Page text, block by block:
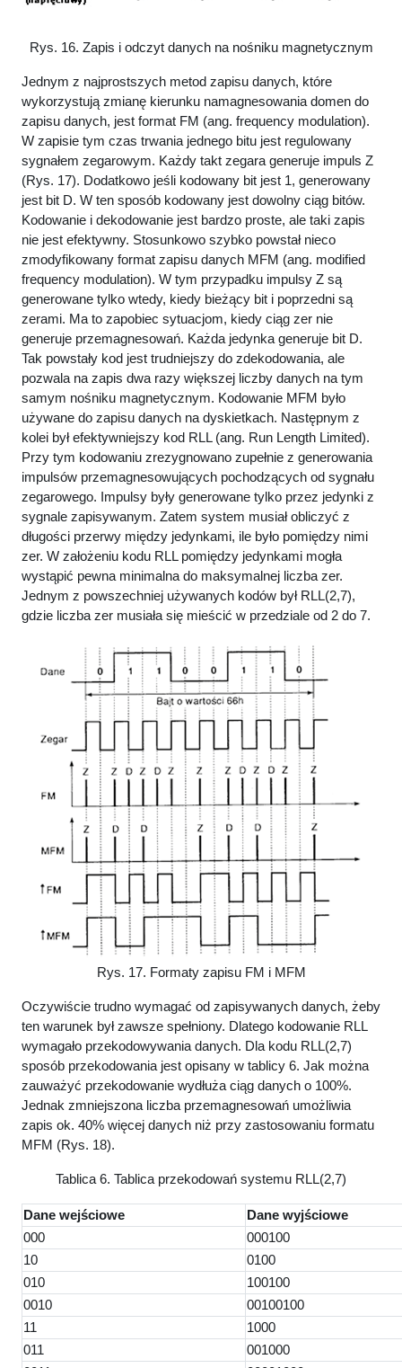
Rys. 16. Zapis i odczyt danych na nośniku magnetycznym
Jednym z najprostszych metod zapisu danych, które
wykorzystują zmianę kierunku namagnesowania domen do
zapisu danych, jest format FM (ang. frequency modulation).
W zapisie tym czas trwania jednego bitu jest regulowany
sygnałem zegarowym. Każdy takt zegara generuje impuls Z
(Rys. 17). Dodatkowo jeśli kodowany bit jest 1, generowany
jest bit D. W ten sposób kodowany jest dowolny ciąg bitów.
Kodowanie i dekodowanie jest bardzo proste, ale taki zapis
nie jest efektywny. Stosunkowo szybko powstał nieco
zmodyfikowany format zapisu danych MFM (ang. modified
frequency modulation). W tym przypadku impulsy Z są
generowane tylko wtedy, kiedy bieżący bit i poprzedni są
zerami. Ma to zapobiec sytuacjom, kiedy ciąg zer nie
generuje przemagnesowań. Każda jedynka generuje bit D.
Tak powstały kod jest trudniejszy do zdekodowania, ale
pozwala na zapis dwa razy większej liczby danych na tym
samym nośniku magnetycznym. Kodowanie MFM było
używane do zapisu danych na dyskietkach. Następnym z
kolei był efektywniejszy kod RLL (ang. Run Length Limited).
Przy tym kodowaniu zrezygnowano zupełnie z generowania
impulsów przemagnesowujących pochodzących od sygnału
zegarowego. Impulsy były generowane tylko przez jedynki z
sygnale zapisywanym. Zatem system musiał obliczyć z
długości przerwy między jedynkami, ile było pomiędzy nimi
zer. W założeniu kodu RLL pomiędzy jedynkami mogła
wystąpić pewna minimalna do maksymalnej liczba zer.
Jednym z powszechniej używanych kodów był RLL(2,7),
gdzie liczba zer musiała się mieścić w przedziale od 2 do 7.
Rys. 17. Formaty zapisu FM i MFM
Oczywiście trudno wymagać od zapisywanych danych, żeby
ten warunek był zawsze spełniony. Dlatego kodowanie RLL
wymagało przekodowywania danych. Dla kodu RLL(2,7)
sposób przekodowania jest opisany w tablicy 6. Jak można
zauważyć przekodowanie wydłuża ciąg danych o 100%.
Jednak zmniejszona liczba przemagnesowań umożliwia
zapis ok. 40% więcej danych niż przy zastosowaniu formatu
MFM (Rys. 18).
Tablica 6. Tablica przekodowań systemu RLL(2,7)
Dane wejściowe
Dane wyjściowe
000
000100
10
0100
010
100100
0010
00100100
11
1000
011
001000